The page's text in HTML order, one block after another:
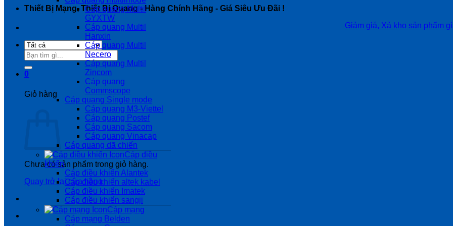
Thiết Bị Mạng, Thiết Bị Quang - Hàng Chính Hãng - Giá Siêu Ưu Đãi !
Giảm giá, Xả kho sản phẩm giá siêu
Tìm
kiếm:
0
Giỏ hàng
Chưa có sản phẩm trong giỏ hàng.
Quay trở lại cửa hàng
Cáp quang Multil
GYXTW
Cáp quang Multil
Hanxin
Cáp quang Multil
Necero
Cáp quang Multil
Zincom
Cáp quang
Commscope
Cáp quang Single mode
Cáp quang M3-Viettel
Cáp quang Postef
Cáp quang Sacom
Cáp quang Vinacap
Cáp quang dã chiến
Cáp điều
khiển
Cáp điều khiển Alantek
Cáp điều khiển altek kabel
Cáp điều khiển Imatek
Cáp điều khiển sangji
Cáp mạng
Cáp mạng Belden